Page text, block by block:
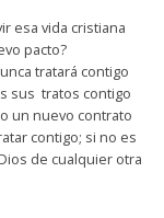
esa vida cristiana
pacto?
tratará contigo
sus tratos contigo
un nuevo contrato
contigo; si no es
de cualquier otra